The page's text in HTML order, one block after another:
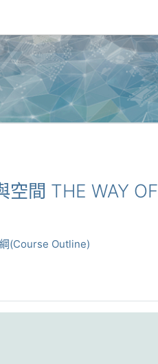
空間 THE WAY
(Course Outline)